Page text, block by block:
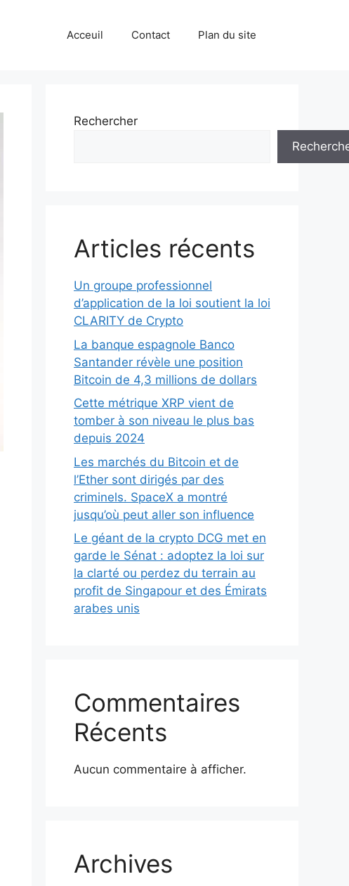
Acceuil Contact Plan du site
Rechercher
Articles récents
Un groupe professionnel
d’application de la loi soutient la loi
CLARITY de Crypto
La banque espagnole Banco
Santander révèle une position
Bitcoin de 4,3 millions de dollars
Cette métrique XRP vient de
tomber à son niveau le plus bas
depuis 2024
Les marchés du Bitcoin et de
l’Ether sont dirigés par des
criminels. SpaceX a montré
jusqu’où peut aller son influence
Le géant de la crypto DCG met en
garde le Sénat : adoptez la loi sur
la clarté ou perdez du terrain au
profit de Singapour et des Émirats
arabes unis
Commentaires
Récents
Aucun commentaire à afficher.
Archives